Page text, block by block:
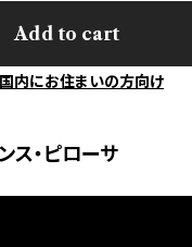
Add to cart
内にお住まいの方向け
ス・ピローサ